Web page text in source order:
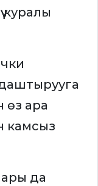
куралы
өз ара
камсыз
да